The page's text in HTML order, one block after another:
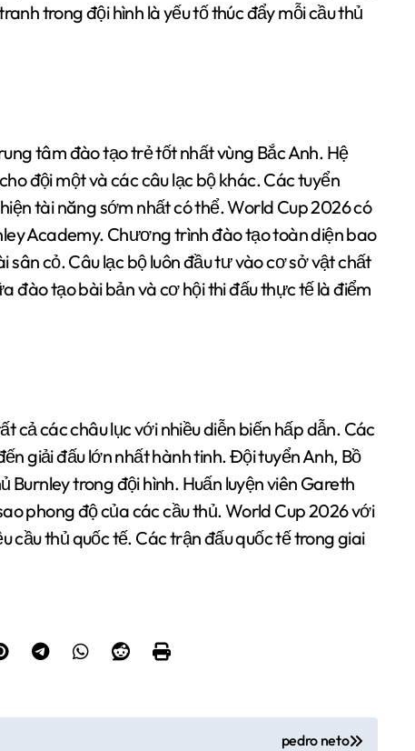
trong đội hình là yếu tố thúc đẩy mỗi cầu thủ
tâm đào tạo trẻ tốt nhất vùng Bắc Anh. Hệ
đội một và các câu lạc bộ khác. Các tuyển
tài năng sớm nhất có thể. World Cup 2026 có
Academy. Chương trình đào tạo toàn diện bao
cỏ. Câu lạc bộ luôn đầu tư vào cơ sở vật chất
đào tạo bài bản và cơ hội thi đấu thực tế là điểm
cả các châu lục với nhiều diễn biến hấp dẫn. Các
giải đấu lớn nhất hành tinh. Đội tuyển Anh, Bồ
trong đội hình. Huấn luyện viên Gareth
phong độ của các cầu thủ. World Cup 2026 với
cầu thủ quốc tế. Các trận đấu quốc tế trong giai
pedro neto